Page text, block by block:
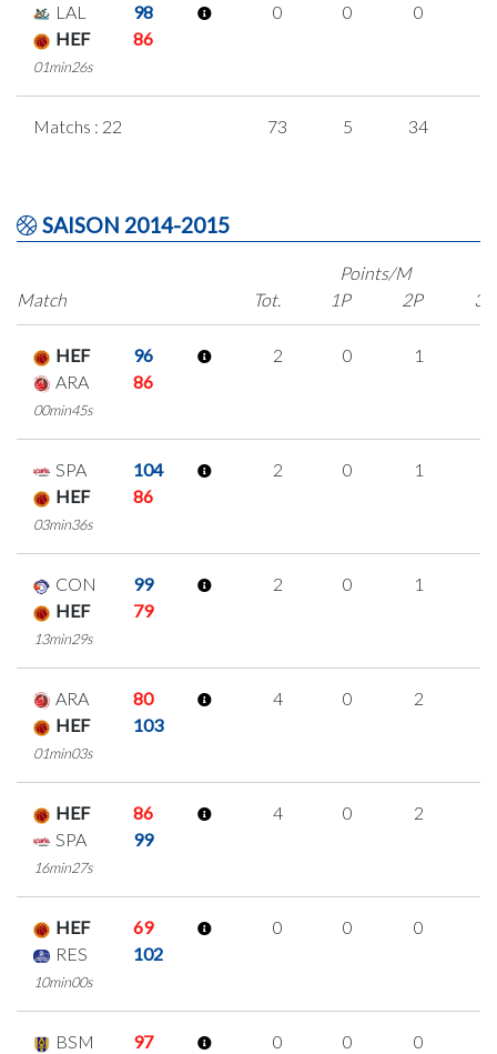
LAL
98
HEF
86
01min26s
0 0 0
Matchs : 22 73 5 34
SAISON 2014-2015
Match
Points/M
Tot.
1P 2P 3P
HEF
96
ARA
86
00min45s
2 0 1
SPA
104
HEF
86
03min36s
2 0 1
CON
99
HEF
79
13min29s
2 0 1
ARA
80
HEF
103
01min03s
4 0 2
HEF
86
SPA
99
16min27s
4 0 2
HEF
69
RES
102
10min00s
0 0 0
BSM
97
0 0 0